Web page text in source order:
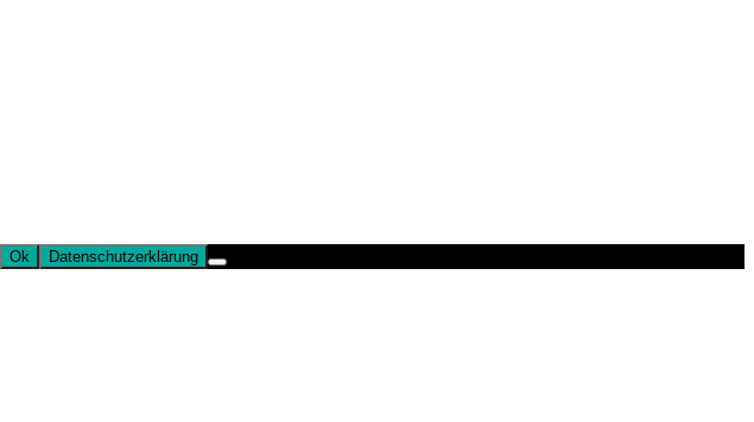
Ok Datenschutzerklärung